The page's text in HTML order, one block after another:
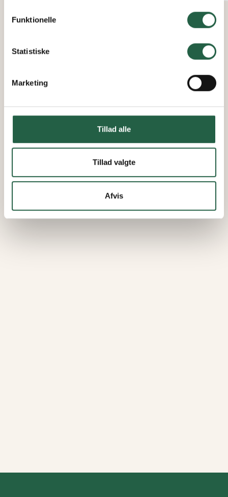
personlige oplysninger
Funktionelle
Statistiske
Marketing
Tillad alle
Tillad valgte
Afvis